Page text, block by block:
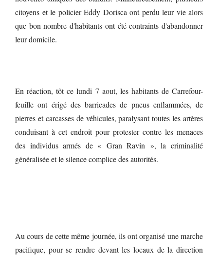
citoyens et le policier Eddy Dorisca ont perdu leur vie alors
que bon nombre d'habitants ont été contraints d'abandonner
leur domicile.
En réaction, tôt ce lundi 7 aout, les habitants de Carrefour-
feuille ont érigé des barricades de pneus enflammées, de
pierres et carcasses de véhicules, paralysant toutes les artères
conduisant à cet endroit pour protester contre les menaces
des individus armés de « Gran Ravin », la criminalité
généralisée et le silence complice des autorités.
Au cours de cette même journée, ils ont organisé une marche
pacifique, pour se rendre devant les locaux de la direction